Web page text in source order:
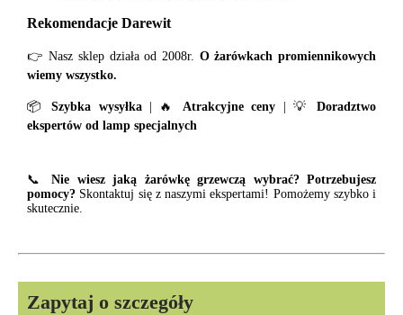
Rekomendacje Darewit
👉 Nasz sklep działa od 2008r. O żarówkach promiennikowych
wiemy wszystko.
📦Szybka wysyłka| 🔥Atrakcyjne ceny | 💡Doradztwo
ekspertów od lamp specjalnych
📞 Nie wiesz jaką żarówkę grzewczą wybrać? Potrzebujesz
pomocy? Skontaktuj się z naszymi ekspertami! Pomożemy szybko i
skutecznie.
Zapytaj o szczegóły